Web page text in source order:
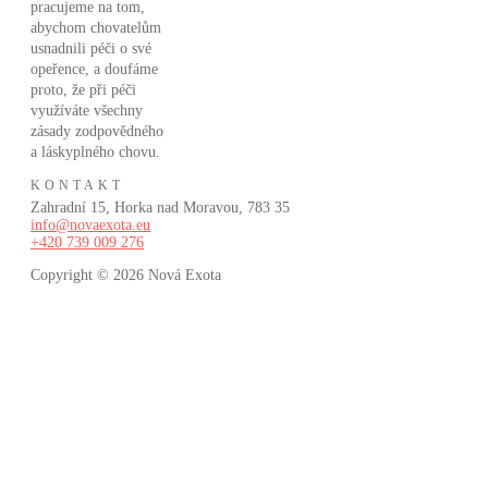
pracujeme na tom,
abychom chovatelům
usnadnili péči o své
opeřence, a doufáme
proto, že při péči
využíváte všechny
zásady zodpovědného
a láskyplného chovu.
KONTAKT
Zahradní 15, Horka nad Moravou, 783 35
info@novaexota.eu
+420 739 009 276
Copyright © 2026 Nová Exota